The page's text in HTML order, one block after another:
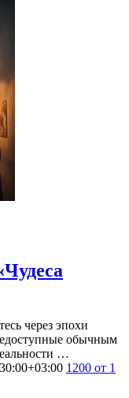
через эпохи
обычным
…
1200 от 1